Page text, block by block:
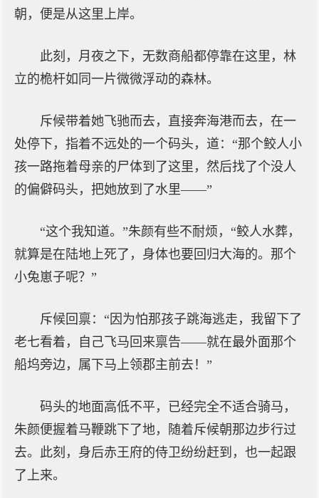
朝，便是从这里上岸。
此刻，月夜之下，无数商船都停靠在这里，林
立的桅杆如同一片微微浮动的森林。
斥候带着她飞驰而去，直接奔海港而去，在一
处停下，指着不远处的一个码头，道：“那个鲛人小
孩一路拖着母亲的尸体到了这里，然后找了个没人
的偏僻码头，把她放到了水里——”
“这个我知道。”朱颜有些不耐烦，“鲛人水葬，
就算是在陆地上死了，身体也要回归大海的。那个
小兔崽子呢？”
斥候回禀：“因为怕那孩子跳海逃走，我留下了
老七看着，自己飞马回来禀告——就在最外面那个
船坞旁边，属下马上领郡主前去！”
码头的地面高低不平，已经完全不适合骑马，
朱颜便握着马鞭跳下了地，随着斥候朝那边步行过
去。此刻，身后赤王府的侍卫纷纷赶到，也一起跟
了上来。